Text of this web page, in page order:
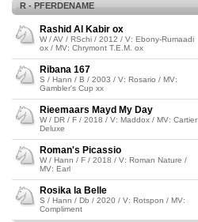
R - PFERDENAME
Rashid Al Kabir ox
W / AV / RSchi / 2012 / V: Ebony-Rumaadi
ox / MV: Chrymont T.E.M. ox
Ribana 167
S / Hann / B / 2003 / V: Rosario / MV:
Gambler's Cup xx
Rieemaars Mayd My Day
W / DR / F / 2018 / V: Maddox / MV: Cartier
Deluxe
Roman's Picassio
W / Hann / F / 2018 / V: Roman Nature /
MV: Earl
Rosika la Belle
S / Hann / Db / 2020 / V: Rotspon / MV:
Compliment